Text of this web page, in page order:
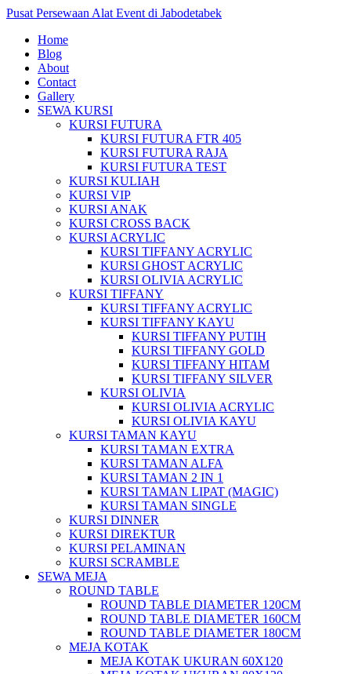
Pusat Persewaan Alat Event di Jabodetabek
Home
Blog
About
Contact
Gallery
SEWA KURSI
KURSI FUTURA
KURSI FUTURA FTR 405
KURSI FUTURA RAJA
KURSI FUTURA TEST
KURSI KULIAH
KURSI VIP
KURSI ANAK
KURSI CROSS BACK
KURSI ACRYLIC
KURSI TIFFANY ACRYLIC
KURSI GHOST ACRYLIC
KURSI OLIVIA ACRYLIC
KURSI TIFFANY
KURSI TIFFANY ACRYLIC
KURSI TIFFANY KAYU
KURSI TIFFANY PUTIH
KURSI TIFFANY GOLD
KURSI TIFFANY HITAM
KURSI TIFFANY SILVER
KURSI OLIVIA
KURSI OLIVIA ACRYLIC
KURSI OLIVIA KAYU
KURSI TAMAN KAYU
KURSI TAMAN EXTRA
KURSI TAMAN ALFA
KURSI TAMAN 2 IN 1
KURSI TAMAN LIPAT (MAGIC)
KURSI TAMAN SINGLE
KURSI DINNER
KURSI DIREKTUR
KURSI PELAMINAN
KURSI SCRAMBLE
SEWA MEJA
ROUND TABLE
ROUND TABLE DIAMETER 120CM
ROUND TABLE DIAMETER 160CM
ROUND TABLE DIAMETER 180CM
MEJA KOTAK
MEJA KOTAK UKURAN 60X120